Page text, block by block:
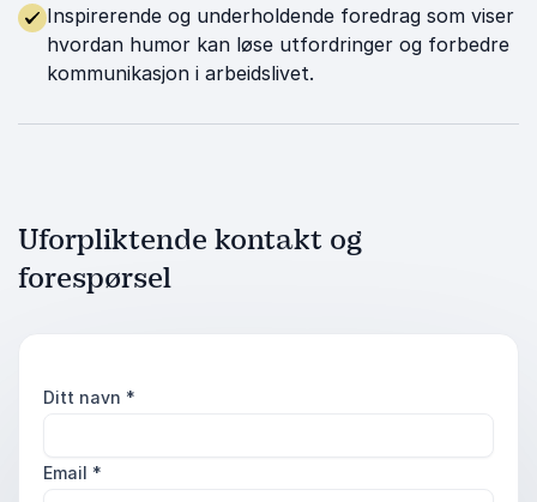
Inspirerende og underholdende foredrag som viser
hvordan humor kan løse utfordringer og forbedre
kommunikasjon i arbeidslivet.
Uforpliktende kontakt og
forespørsel
Ditt navn *
Email *